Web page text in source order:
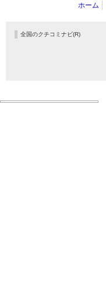
ホーム
全国のクチコミナビ(R)